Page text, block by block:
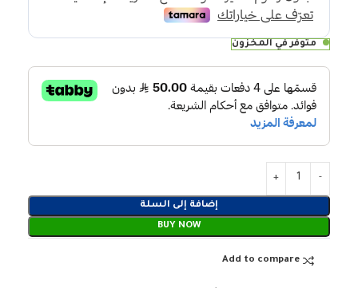
متوفر في المخزون
إضافة إلى السلة
BUY NOW
Add to compare